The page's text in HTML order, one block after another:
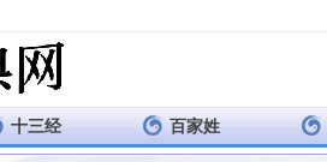
十三经 百家姓